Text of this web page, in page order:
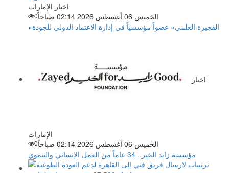
اخبار الإمارات
الخميس 06 أغسطس 2026 02:14 صباحاً
0
«الفجيرة العلمي» عضواً مؤسسياً في إدارة الاعتماد الدولي للجودة
اخبار
الإمارات
الخميس 06 أغسطس 2026 02:14 صباحاً
0
مؤسسة زايد الخير.. 34 عاماً من العمل الإنساني والتنموي